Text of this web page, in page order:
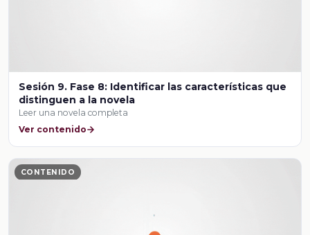
Sesión 9. Fase 8: Identificar las características que
distinguen a la novela
Leer una novela completa
Ver contenido
CONTENIDO